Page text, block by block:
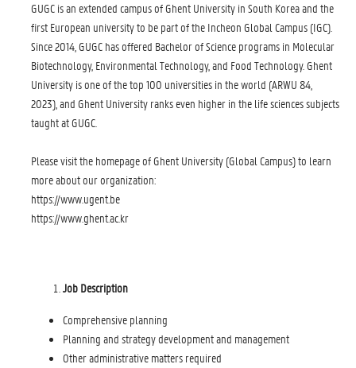
GUGC is an extended campus of Ghent University in South Korea and the
first European university to be part of the Incheon Global Campus (IGC).
Since 2014, GUGC has offered Bachelor of Science programs in Molecular
Biotechnology, Environmental Technology, and Food Technology. Ghent
University is one of the top 100 universities in the world (ARWU 84,
2023), and Ghent University ranks even higher in the life sciences subjects
taught at GUGC.
Please visit the homepage of Ghent University (Global Campus) to learn
more about our organization:
https://www.ugent.be
https://www.ghent.ac.kr
Job Description
Comprehensive planning
Planning and strategy development and management
Other administrative matters required